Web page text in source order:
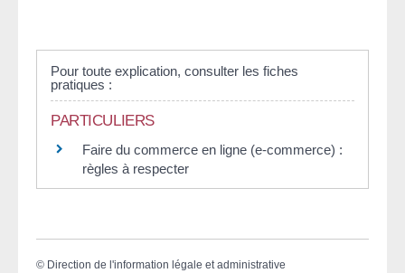
Pour toute explication, consulter les fiches
pratiques :
PARTICULIERS
Faire du commerce en ligne (e-commerce) :
règles à respecter
© Direction de l'information légale et administrative